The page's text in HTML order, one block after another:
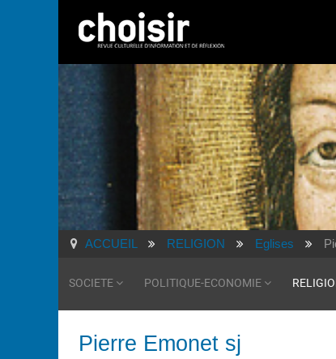
ACCUEIL RELIGION Eglises
SOCIETE POLITIQUE-ECONOMIE
Pierre Emonet sj